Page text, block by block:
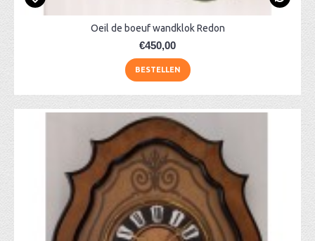
Oeil de boeuf wandklok Redon
€450,00
BESTELLEN